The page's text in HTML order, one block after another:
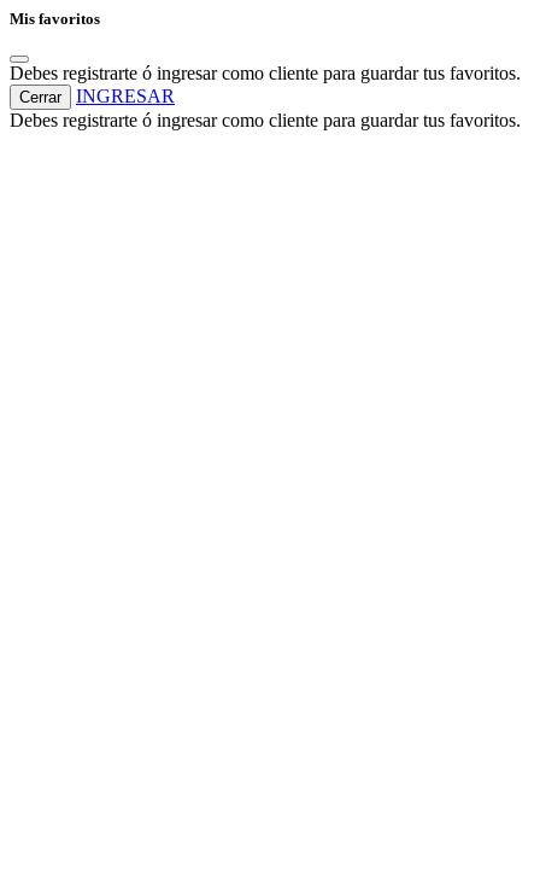
Mis favoritos
Debes registrarte ó ingresar como cliente para guardar tus favoritos.
Cerrar
INGRESAR
Debes registrarte ó ingresar como cliente para guardar tus favoritos.